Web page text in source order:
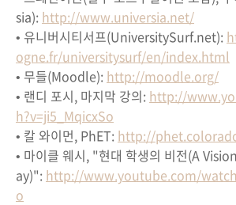
sia): http://www.universia.net/
• 유니버시티서프(UniversitySurf.net):
ogne.fr/universitysurf/en/index.html
• 무들(Moodle): http://moodle.org/
• 랜디 포시, 마지막 강의: http://
h?v=ji5_MqicxSo
• 칼 와이먼, PhET: http://
• 마이클 웨시, "현대 학생의 비전(A
ay)": http://www.youtube.com/
o